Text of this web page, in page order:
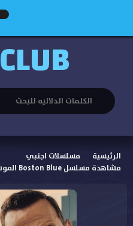
CLUB
الرئيسية
مسلسلات اجنبي
مشاهدة مسلسل Boston Blue الموسم الاول الحلقة 13 مترجمة